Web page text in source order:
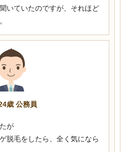
いていたのですが、それほど
歳 公務員
が
脱毛をしたら、全く気になら